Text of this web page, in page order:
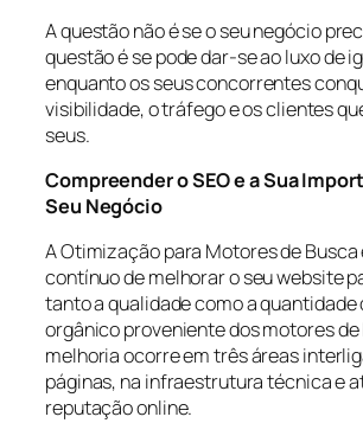
A questão não é se o seu negócio
questão é se pode dar-se ao luxo de
enquanto os seus concorrentes
visibilidade, o tráfego e os clientes
seus.
Compreender o SEO e a Sua
Seu Negócio
A Otimização para Motores de Busca
contínuo de melhorar o seu website
tanto a qualidade como a quantidade
orgânico proveniente dos motores de
melhoria ocorre em três áreas
páginas, na infraestrutura técnica e
reputação online.